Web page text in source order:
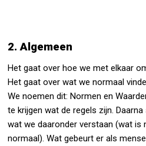
2. Algemeen
Het gaat over hoe we met elkaar
Het gaat over wat we normaal
We noemen dit: Normen en
te krijgen wat de regels zijn.
wat we daaronder verstaan (wat is
normaal). Wat gebeurt er als